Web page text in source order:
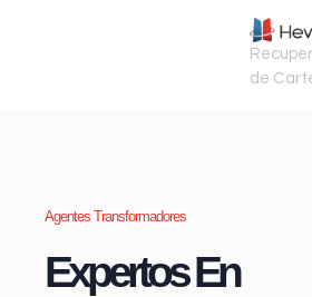
de
Agentes Transformadores
Expertos En